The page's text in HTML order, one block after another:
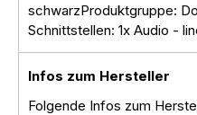
schwarzProduktgruppe:
Schnittstellen: 1x Audio -
Infos zum Hersteller
Folgende Infos zum